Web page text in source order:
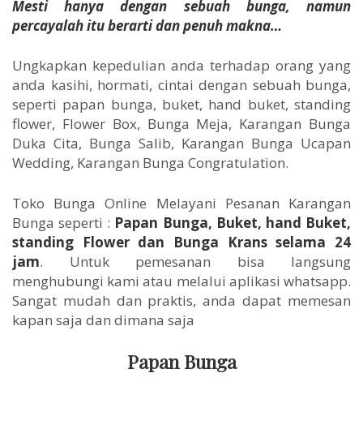
Mesti hanya dengan sebuah bunga, namun
percayalah itu berarti dan penuh makna…
Ungkapkan kepedulian anda terhadap orang yang
anda kasihi, hormati, cintai dengan sebuah bunga,
seperti papan bunga, buket, hand buket, standing
flower, Flower Box, Bunga Meja, Karangan Bunga
Duka Cita, Bunga Salib, Karangan Bunga Ucapan
Wedding, Karangan Bunga Congratulation.
Toko Bunga Online Melayani Pesanan Karangan
Bunga seperti : Papan Bunga, Buket, hand Buket,
standing Flower dan Bunga Krans selama 24
jam. Untuk pemesanan bisa langsung
menghubungi kami atau melalui aplikasi whatsapp.
Sangat mudah dan praktis, anda dapat memesan
kapan saja dan dimana saja
Papan Bunga